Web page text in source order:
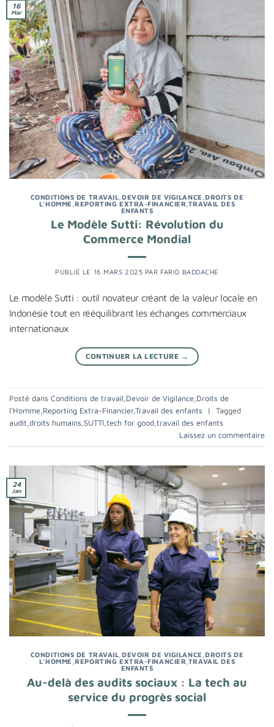
16
Mar
CONDITIONS DE TRAVAIL ,DEVOIR DE VIGILANCE ,DROITS DE
L'HOMME ,REPORTING EXTRA-FINANCIER TRAVAIL DES
ENFANTS
Le Modèle Sutti: Révolution du
Commerce Mondial
PUBLIÉ LE 16 MARS 2025 PAR FARID BADDACHE
Le modèle Sutti : outil novateur créant de la valeur locale en
Indonésie tout en rééquilibrant les échanges commerciaux
internationaux
CONTINUER LA LECTURE →
Posté dans Conditions de travail Devoir de Vigilance Droits de
l'Homme Reporting Extra-Financier,Travail des enfants |
Tagged
audit droits humains SUTTI tech for good travail des enfants
Laissez un commentaire
24
Jan
CONDITIONS DE TRAVAIL ,DEVOIR DE VIGILANCE ,DROITS DE
L'HOMME ,REPORTING EXTRA-FINANCIER TRAVAIL DES
ENFANTS
Au-delà des audits sociaux : La tech au
service du progrès social